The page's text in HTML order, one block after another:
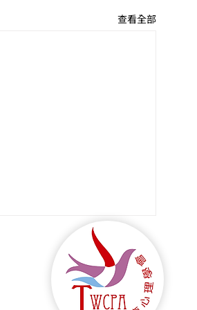
查看全部
告】歡迎來信宣傳諮商心
關活動或徵稿徵才訊息
您好： 依據學會
18最新決議， 若您有諮商